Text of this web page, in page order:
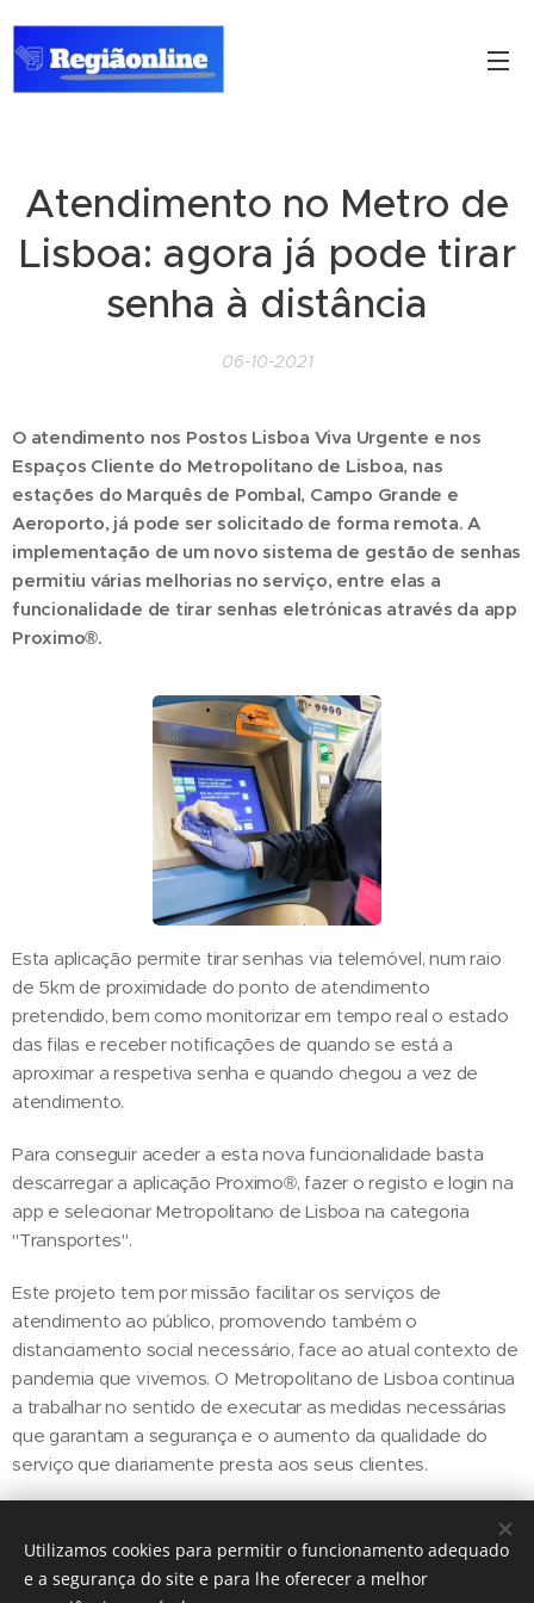
Atendimento no Metro de
Lisboa: agora já pode tirar
senha à distância
06-10-2021
O atendimento nos Postos Lisboa Viva Urgente e nos
Espaços Cliente do Metropolitano de Lisboa, nas
estações do Marquês de Pombal, Campo Grande e
Aeroporto, já pode ser solicitado de forma remota. A
implementação de um novo sistema de gestão de senhas
permitiu várias melhorias no serviço, entre elas a
funcionalidade de tirar senhas eletrónicas através da app
Proximo®.
Esta aplicação permite tirar senhas via telemóvel, num raio
de 5km de proximidade do ponto de atendimento
pretendido, bem como monitorizar em tempo real o estado
das filas e receber notificações de quando se está a
aproximar a respetiva senha e quando chegou a vez de
atendimento.
Para conseguir aceder a esta nova funcionalidade basta
descarregar a aplicação Proximo®, fazer o registo e login na
app e selecionar Metropolitano de Lisboa na categoria
"Transportes".
Este projeto tem por missão facilitar os serviços de
atendimento ao público, promovendo também o
distanciamento social necessário, face ao atual contexto de
pandemia que vivemos. O Metropolitano de Lisboa continua
a trabalhar no sentido de executar as medidas necessárias
que garantam a segurança e o aumento da qualidade do
serviço que diariamente presta aos seus clientes.
Share
Utilizamos cookies para permitir o funcionamento adequado
e a segurança do site e para lhe oferecer a melhor